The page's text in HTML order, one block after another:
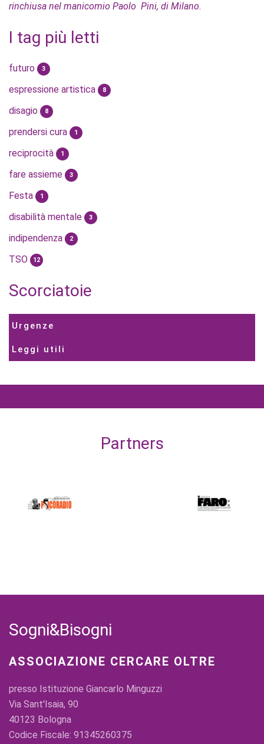
rinchiusa nel manicomio Paolo Pini, di Milano.
I tag più letti
futuro 3
espressione artistica 8
disagio 8
prendersi cura 1
reciprocità 1
fare assieme 3
Festa 1
disabilità mentale 3
indipendenza 2
TSO 12
Scorciatoie
Urgenze
Leggi utili
Partners
Sogni&Bisogni
ASSOCIAZIONE CERCARE OLTRE
presso Istituzione Giancarlo Minguzzi
Via Sant'Isaia, 90
40123 Bologna
Codice Fiscale: 91345260375